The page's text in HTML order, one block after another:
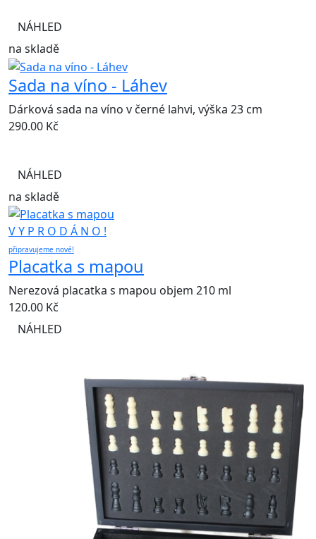
NÁHLED
na skladě
Sada na víno - Láhev
Dárková sada na víno v černé lahvi, výška 23 cm
290.00 Kč
NÁHLED
na skladě
V Y P R O D Á N O !
připravujeme nové!
Placatka s mapou
Nerezová placatka s mapou objem 210 ml
120.00 Kč
NÁHLED